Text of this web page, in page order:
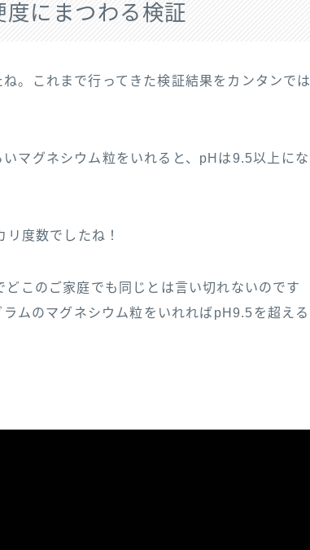
にまつわる検証
。これまで行ってきた検証結果をカンタンでは
マグネシウム粒をいれると、pHは9.5以上にな
度数でしたね！
このご家庭でも同じとは言い切れないのです
ムのマグネシウム粒をいれればpH9.5を超える